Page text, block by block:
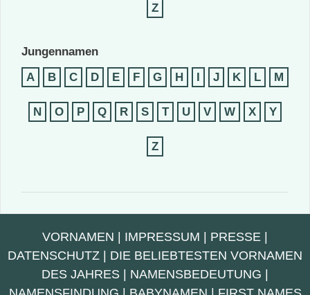
Z
Jungennamen
A
B C D E F G H I J K L M
N O P Q R S T U V W X Y
Z
VORNAMEN | IMPRESSUM | PRESSE |
DATENSCHUTZ | DIE BELIEBTESTEN VORNAMEN
DES JAHRES | NAMENSBEDEUTUNG |